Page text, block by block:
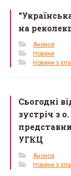
на
Анонси
Новини
Новини з
Сьогодні
зустріч з
УГКЦ
Анонси
Новини з